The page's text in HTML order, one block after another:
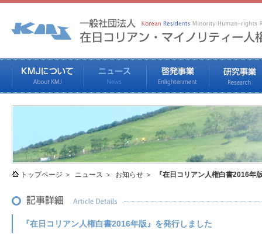
トップページ ニュース お知らせ 『在日コリアン人権白書2016年
『在日コリアン人権白書2016年版』を発行しました